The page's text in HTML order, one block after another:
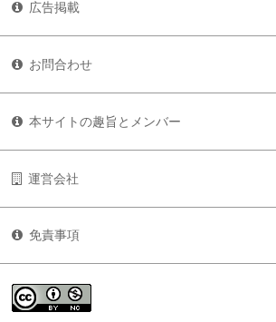
広告掲載
お問合わせ
本サイトの趣旨とメンバー
運営会社
免責事項